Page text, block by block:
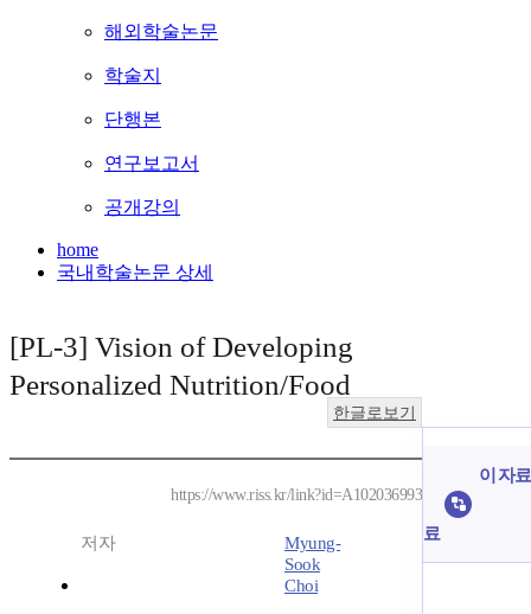
해외학술논문
학술지
단행본
연구보고서
공개강의
home
국내학술논문 상세
[PL-3] Vision of Developing
Personalized Nutrition/Food
한글로보기
https://www.riss.kr/link?id=A102036993
저자
Myung-
Sook
Choi
이 자
료